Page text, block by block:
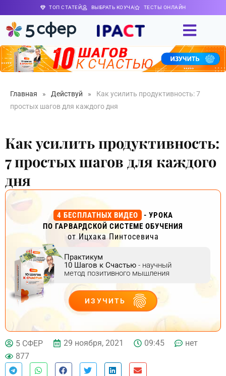
ТОП СТАТЕЙ ВЫБРАТЬ КОУЧА ТЕСТЫ ОНЛАЙН
Главная » Действуй »
Как усилить продуктивность: 7
простых шагов для каждого дня
Как усилить продуктивность:
7 простых шагов для каждого
дня
4 БЕСПЛАТНЫХ ВИДЕО
- УРОКА
ПО ГАРВАРДСКОЙ СИСТЕМЕ ОБУЧЕНИЯ
от Ицхака Пинтосевича
Практикум
10 Шагов к Счастью - научный
метод позитивного мышления
ИЗУЧИТЬ
ДЕЙСТВУЙ
5 СФЕР 29 ноября, 2021 09:45
нет
877